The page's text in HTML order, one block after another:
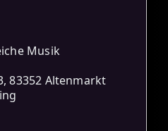
Musik
83352 Altenmarkt